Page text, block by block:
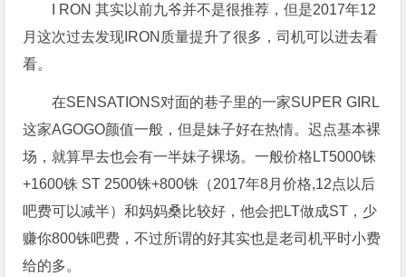
I RON 其实以前九爷并不是很推荐，但是2017年12
月这次过去发现IRON质量提升了很多，司机可以进去看
看。
在SENSATIONS对面的巷子里的一家SUPER GIRL
这家AGOGO颜值一般，但是妹子好在热情。迟点基本裸
场，就算早去也会有一半妹子裸场。一般价格LT5000铢
+1600铢 ST 2500铢+800铢（2017年8月价格,12点以后
吧费可以减半）和妈妈桑比较好，他会把LT做成ST，少
赚你800铢吧费，不过所谓的好其实也是老司机平时小费
给的多。